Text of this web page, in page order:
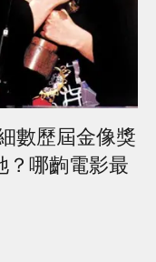
數歷屆金像獎
？哪齣電影最